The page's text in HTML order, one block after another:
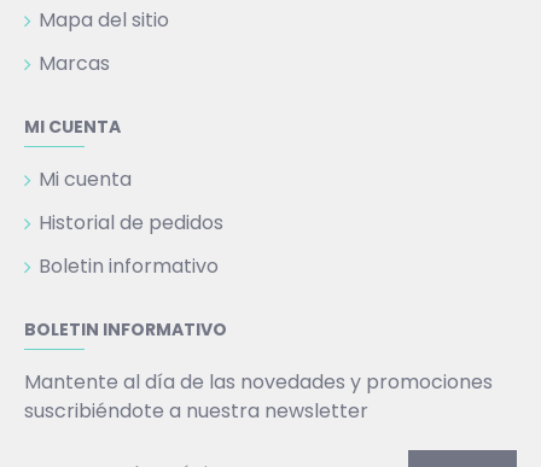
Mapa del sitio
Marcas
MI CUENTA
Mi cuenta
Historial de pedidos
Boletin informativo
BOLETIN INFORMATIVO
Mantente al día de las novedades y promociones
suscribiéndote a nuestra newsletter